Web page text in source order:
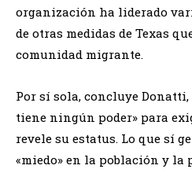
organización ha liderado
de otras medidas de Texas
comunidad migrante.
Por sí sola, concluye
tiene ningún poder» para
revele su estatus. Lo que sí
«miedo» en la población y la